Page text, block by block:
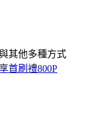
其他多種方式
首刷禮800P